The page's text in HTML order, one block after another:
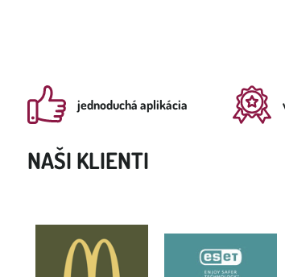
jednoduchá aplikácia
NAŠI KLIENTI